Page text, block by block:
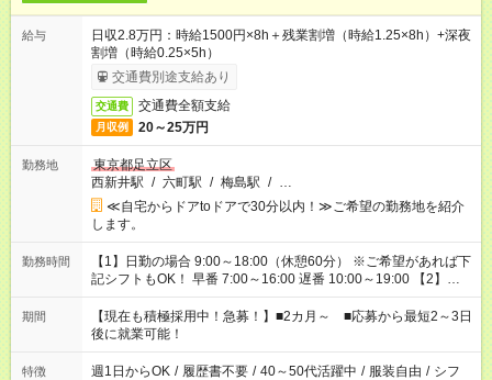
給与
日収2.8万円：時給1500円×8h＋残業割増（時給1.25×8h）+深夜
割増（時給0.25×5h）
交通費別途支給あり
交通費 交通費全額支給
月収例 20～25万円
勤務地
東京都足立区
西新井駅 / 六町駅 / 梅島駅 / …
≪自宅からドアtoドアで30分以内！≫ご希望の勤務地を紹介
します。
勤務時間
【1】日勤の場合 9:00～18:00（休憩60分） ※ご希望があれば下
記シフトもOK！ 早番 7:00～16:00 遅番 10:00～19:00 【2】夜
勤の場合 16:30～翌9:30 16:30～翌10:30など ※Wワーク希望の
方へ 今ご覧のお仕事で希望する勤務時間と、もう1つのお仕事の
勤務時間。 合計で週40時間を超える場合は応募できません。
期間
【現在も積極採用中！急募！】■2カ月～ ■応募から最短2～3日
後に就業可能！
特徴 週1日からOK / 履歴書不要 / 40～50代活躍中 / 服装自由 / シフ